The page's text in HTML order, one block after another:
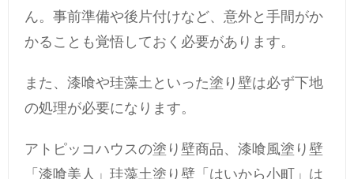
ん。事前準備や後片付けなど、意外と手間がか
かることも覚悟しておく必要があります。
また、漆喰や珪藻土といった塗り壁は必ず下地
の処理が必要になります。
アトピッコハウスの塗り壁商品、漆喰風塗り壁
「漆喰美人」珪藻土塗り壁「はいから小町」は